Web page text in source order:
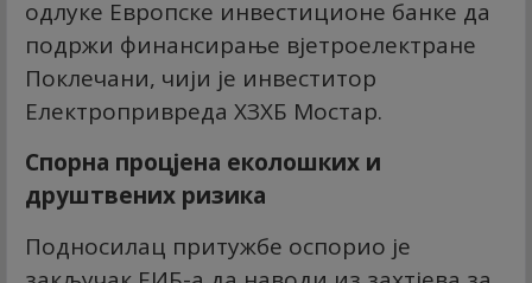
одлуке Европске инвестиционе банке да
подржи финансирање вјетроелектране
Поклечани, чији је инвеститор
Електропривреда ХЗХБ Мостар.
Спорна процјена еколошких и
друштвених ризика
Подносилац притужбе оспорио је